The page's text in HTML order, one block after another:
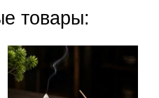
товары: